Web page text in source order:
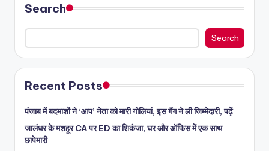
Search
Search
Recent Posts
पंजाब में बदमाशों ने ‘आप’ नेता को मारी गोलियां, इस गैंग ने ली जिम्मेदारी, पढ़ें
जालंधर के मशहूर CA पर ED का शिकंजा, घर और ऑफिस में एक साथ
छापेमारी